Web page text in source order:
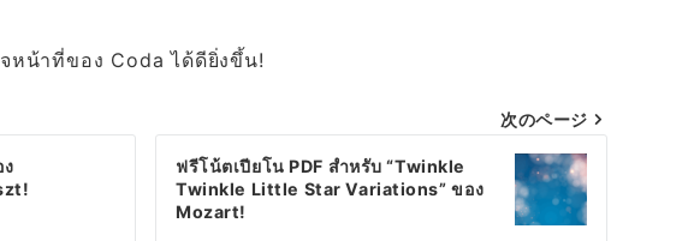
หน้าที่ของ Coda ได้ดียิ่งขึ้น!
次のページ
ฟรีโน้ตเปียโน PDF สำหรับ “Twinkle
Twinkle Little Star Variations” ของ
Mozart!